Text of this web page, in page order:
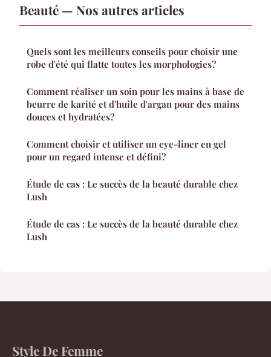
Beauté — Nos autres articles
Quels sont les meilleurs conseils pour choisir une
robe d'été qui flatte toutes les morphologies?
Comment réaliser un soin pour les mains à base de
beurre de karité et d'huile d'argan pour des mains
douces et hydratées?
Comment choisir et utiliser un eye-liner en gel
pour un regard intense et défini?
Étude de cas : Le succès de la beauté durable chez
Lush
Étude de cas : Le succès de la beauté durable chez
Lush
Style De Femme